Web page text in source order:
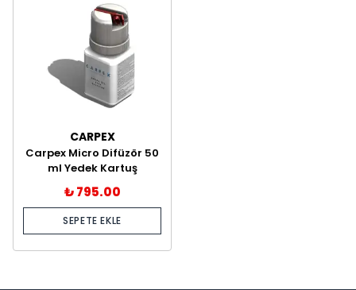
CARPEX
Carpex Micro Difüzör 50
ml Yedek Kartuş
₺ 795.00
SEPETE EKLE